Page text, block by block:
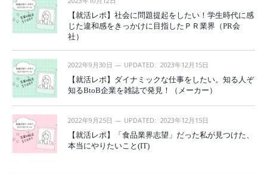
【就活レポ】社会に問題提起をしたい！学生時代に感
じた違和感をきっかけに目指したＰＲ業界（PR会
社）
2022年9月30日 UPDATED: 2023年12月15日
【就活レポ】ダイナミックな仕事をしたい。知る人ぞ
知るBtoB企業を雑誌で発見！（メーカー）
2022年9月25日 UPDATED: 2023年12月15日
【就活レポ】「食品業界志望」だった私が見つけた、
本当にやりたいこと(IT)